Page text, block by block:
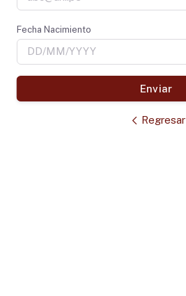
Fecha Nacimiento
Enviar
Regresar